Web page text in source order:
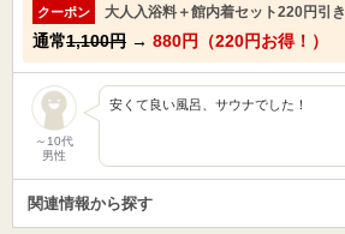
クーポン 大人入浴料＋館内着セット220円引き
通常1,100円 → 880円（220円お得！）
～10代
男性
安くて良い風呂、サウナでした！
関連情報から探す